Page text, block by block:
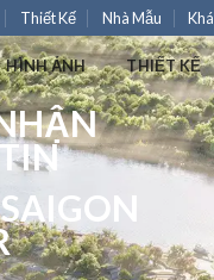
Thiết Kế Nhà Mẫu
HÌNH ẢNH THIẾT KẾ